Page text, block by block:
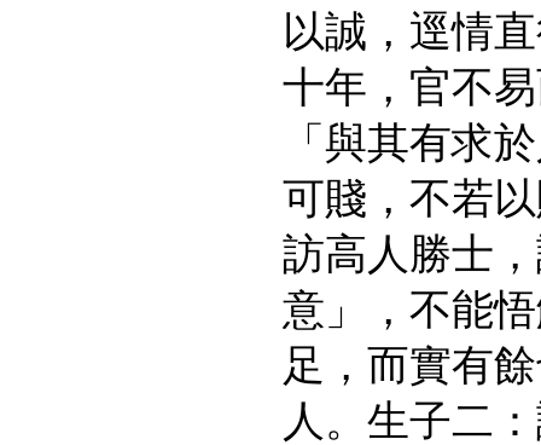
以誠，逕情
十年，官不
「與其有求
可賤，不若
訪高人勝士
意」，不能
足，而實有
人。生子二